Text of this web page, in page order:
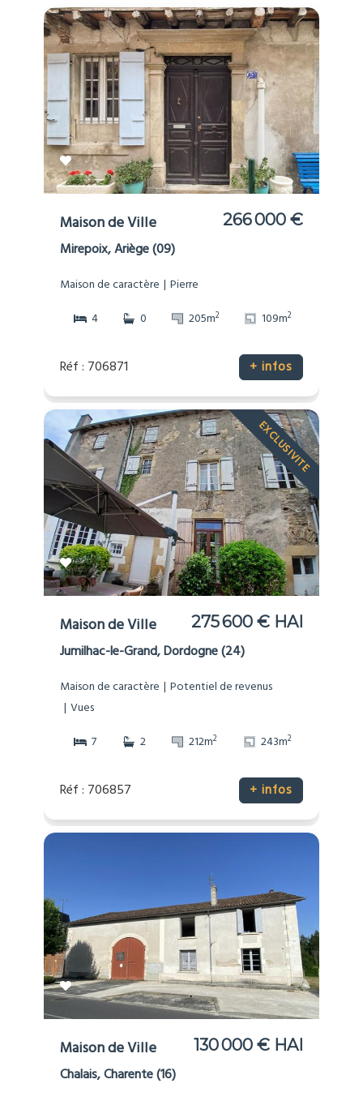
Maison de Ville 266 000 €
Mirepoix, Ariège (09)
Maison de caractère
Pierre
4
0 205m2 109m2
Réf : 706871 + infos
EXCLUSIVITE
Maison de Ville 275 600 € HAI
Jumilhac-le-Grand, Dordogne (24)
Maison de caractère
Potentiel de revenus
Vues
7
2 212m2 243m2
Réf : 706857 + infos
Maison de Ville 130 000 € HAI
Chalais, Charente (16)